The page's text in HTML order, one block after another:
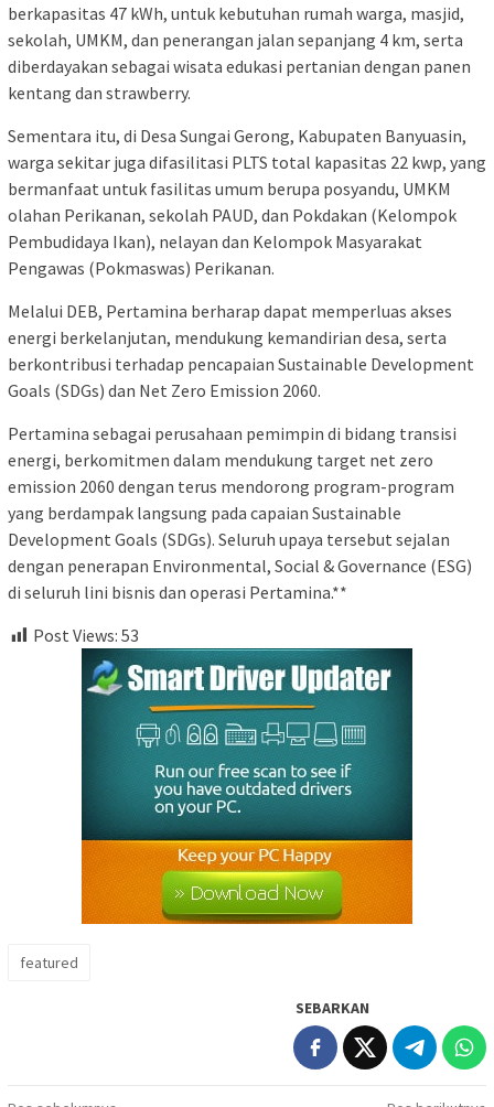
berkapasitas 47 kWh, untuk kebutuhan rumah warga, masjid,
sekolah, UMKM, dan penerangan jalan sepanjang 4 km, serta
diberdayakan sebagai wisata edukasi pertanian dengan panen
kentang dan strawberry.
Sementara itu, di Desa Sungai Gerong, Kabupaten Banyuasin,
warga sekitar juga difasilitasi PLTS total kapasitas 22 kwp, yang
bermanfaat untuk fasilitas umum berupa posyandu, UMKM
olahan Perikanan, sekolah PAUD, dan Pokdakan (Kelompok
Pembudidaya Ikan), nelayan dan Kelompok Masyarakat
Pengawas (Pokmaswas) Perikanan.
Melalui DEB, Pertamina berharap dapat memperluas akses
energi berkelanjutan, mendukung kemandirian desa, serta
berkontribusi terhadap pencapaian Sustainable Development
Goals (SDGs) dan Net Zero Emission 2060.
Pertamina sebagai perusahaan pemimpin di bidang transisi
energi, berkomitmen dalam mendukung target net zero
emission 2060 dengan terus mendorong program-program
yang berdampak langsung pada capaian Sustainable
Development Goals (SDGs). Seluruh upaya tersebut sejalan
dengan penerapan Environmental, Social & Governance (ESG)
di seluruh lini bisnis dan operasi Pertamina.**
Post Views: 53
featured
SEBARKAN